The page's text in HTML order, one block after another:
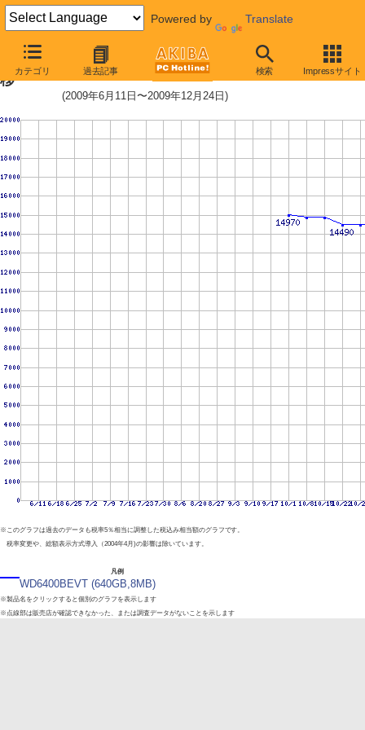
Powered by Translate
カテゴリ 過去記事 検索 Impressサイト
HDD 600〜750GB未満の最安値推
移
(2009年6月11日〜2009年12月24日)
※このグラフは過去のデータも税率5％相当に調整した税込み相当額のグラフです。
税率変更や、総額表示方式導入（2004年4月)の影響は除いています。
凡例
WD6400BEVT (640GB,8MB)
※製品名をクリックすると個別のグラフを表示します
※点線部は販売店が確認できなかった、または調査データがないことを示します